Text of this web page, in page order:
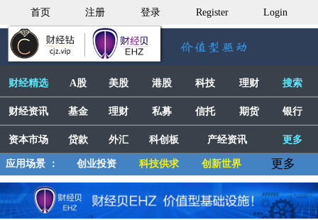
首页 注册 登录 Register Login
财经精选 A股 美股 港股 科技 理财 搜索
财经资讯 基金 理财 私募 信托 期货 银行
资本市场 贷款 外汇 科创板 产经资讯 更多
应用场景 ： 创业投资 科技供求 创新世界 更多